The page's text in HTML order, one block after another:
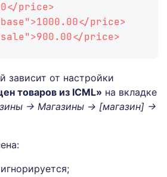
</price>
base">1000.00</price>
sale">900.00</price>
зависит от настройки
товаров из ICML» на вкладке
→ Магазины → [магазин] →
игнорируется;